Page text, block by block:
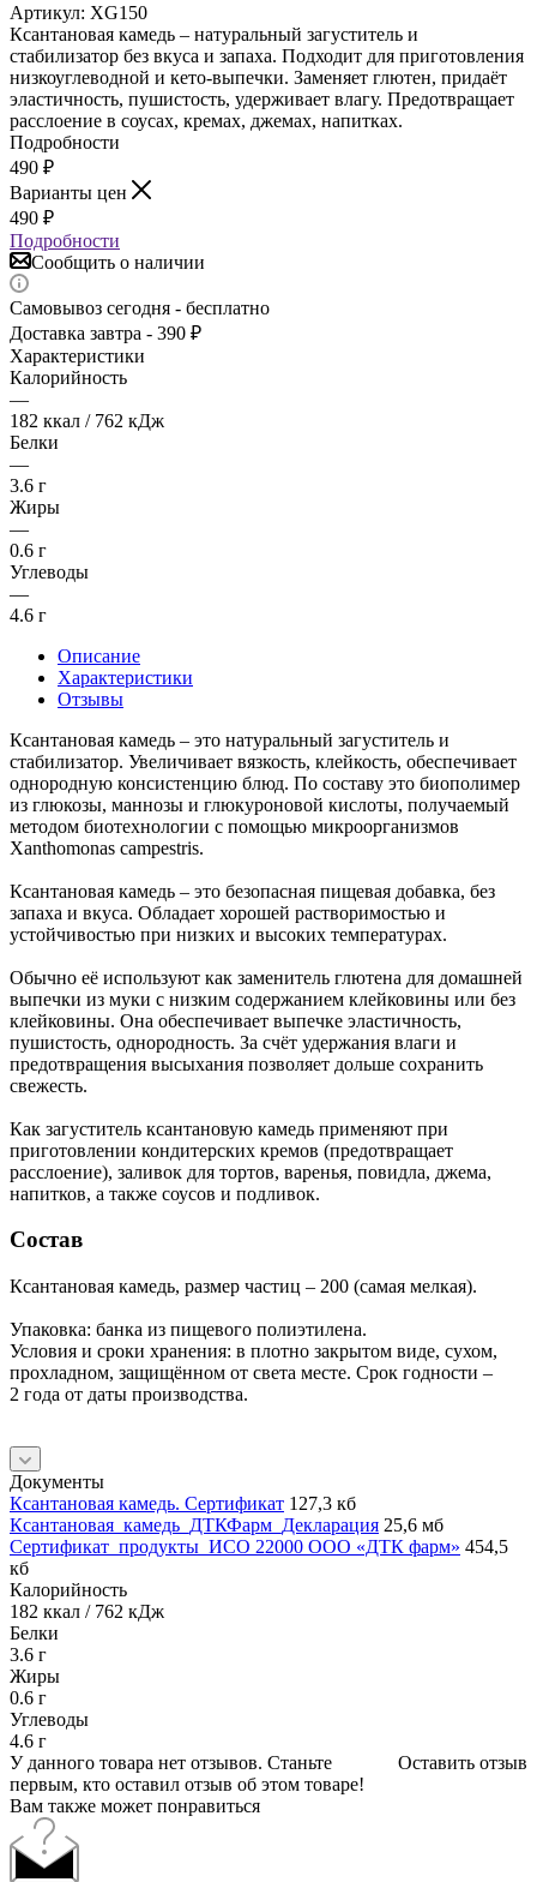
Артикул: XG150
Ксантановая камедь – натуральный загуститель и
стабилизатор без вкуса и запаха. Подходит для приготовления
низкоуглеводной и кето-выпечки. Заменяет глютен, придаёт
эластичность, пушистость, удерживает влагу. Предотвращает
расслоение в соусах, кремах, джемах, напитках.
Подробности
490 ₽
Варианты цен
490 ₽
Подробности
Сообщить о наличии
Самовывоз сегодня - бесплатно
Доставка завтра - 390 ₽
Характеристики
Калорийность
—
182 ккал / 762 кДж
Белки
—
3.6 г
Жиры
—
0.6 г
Углеводы
—
4.6 г
Описание
Характеристики
Отзывы
Ксантановая камедь – это натуральный загуститель и
стабилизатор. Увеличивает вязкость, клейкость, обеспечивает
однородную консистенцию блюд. По составу это биополимер
из глюкозы, маннозы и глюкуроновой кислоты, получаемый
методом биотехнологии с помощью микроорганизмов
Xanthomonas campestris.
Ксантановая камедь – это безопасная пищевая добавка, без
запаха и вкуса. Обладает хорошей растворимостью и
устойчивостью при низких и высоких температурах.
Обычно её используют как заменитель глютена для домашней
выпечки из муки с низким содержанием клейковины или без
клейковины. Она обеспечивает выпечке эластичность,
пушистость, однородность. За счёт удержания влаги и
предотвращения высыхания позволяет дольше сохранить
свежесть.
Как загуститель ксантановую камедь применяют при
приготовлении кондитерских кремов (предотвращает
расслоение), заливок для тортов, варенья, повидла, джема,
напитков, а также соусов и подливок.
Состав
Ксантановая камедь, размер частиц – 200 (самая мелкая).
Упаковка: банка из пищевого полиэтилена.
Условия и сроки хранения: в плотно закрытом виде, сухом,
прохладном, защищённом от света месте. Срок годности –
2 года от даты производства.
Документы
Ксантановая камедь. Сертификат 127,3 кб
Ксантановая_камедь_ДТКФарм_Декларация 25,6 мб
Сертификат_продукты_ИСО 22000 ООО «ДТК фарм» 454,5
кб
Калорийность
182 ккал / 762 кДж
Белки
3.6 г
Жиры
0.6 г
Углеводы
4.6 г
Оставить отзыв
У данного товара нет отзывов. Станьте
первым, кто оставил отзыв об этом товаре!
Вам также может понравиться